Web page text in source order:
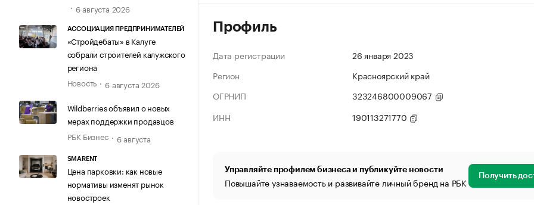
6 августа 2026
АССОЦИАЦИЯ ПРЕДПРИНИМАТЕЛЕЙ
«Стройдебаты» в Калуге
собрали строителей калужского
региона
Новость
6 августа 2026
Wildberries объявил о новых
мерах поддержки продавцов
РБК Бизнес
6 августа
SMARENT
Цена парковки: как новые
нормативы изменят рынок
новостроек
Профиль
Дата регистрации
26 января 2023
Регион
Красноярский край
ОГРНИП
323246800009067
ИНН
190113271770
Управляйте профилем бизнеса и публикуйте новости
Повышайте узнаваемость и развивайте личный бренд на РБК Получить